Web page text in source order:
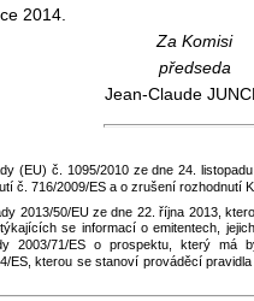
2014.
Za Komisi
předseda
Jean-Claude
(EU) č. 1095/2010 ze dne 24.
č. 716/2009/ES a o zrušení rozhodnutí
2013/50/EU ze dne 22. října 2013,
se informací o emitentech,
2003/71/ES o prospektu, který
ES, kterou se stanoví prováděcí